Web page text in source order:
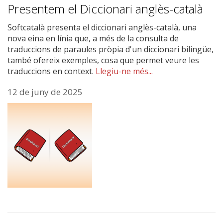
Presentem el Diccionari anglès-català
Softcatalà presenta el diccionari anglès-català, una
nova eina en línia que, a més de la consulta de
traduccions de paraules pròpia d'un diccionari bilingüe,
també ofereix exemples, cosa que permet veure les
traduccions en context. Llegiu-ne més...
12 de juny de 2025